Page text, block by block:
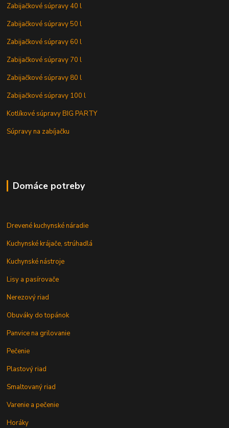
Zabijačkové súpravy 40 l
Zabijačkové súpravy 50 l
Zabijačkové súpravy 60 l
Zabijačkové súpravy 70 l
Zabijačkové súpravy 80 l
Zabijačkové súpravy 100 l
Kotlíkové súpravy BIG PARTY
Súpravy na zabíjačku
Domáce potreby
Drevené kuchynské náradie
Kuchynské krájače, strúhadlá
Kuchynské nástroje
Lisy a pasírovače
Nerezový riad
Obuváky do topánok
Panvice na grilovanie
Pečenie
Plastový riad
Smaltovaný riad
Varenie a pečenie
Horáky